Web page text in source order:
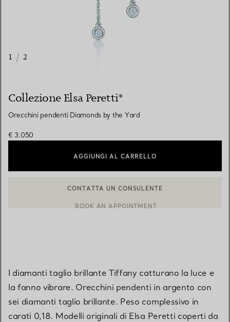
1 / 2
Collezione Elsa Peretti®
Orecchini pendenti Diamonds by the Yard
€ 3.050
AGGIUNGI AL CARRELLO
BOOK AN APPOINTMENT
I diamanti taglio brillante Tiffany catturano la luce e
la fanno vibrare. Orecchini pendenti in argento con
sei diamanti taglio brillante. Peso complessivo in
carati 0,18. Modelli originali di Elsa Peretti coperti da